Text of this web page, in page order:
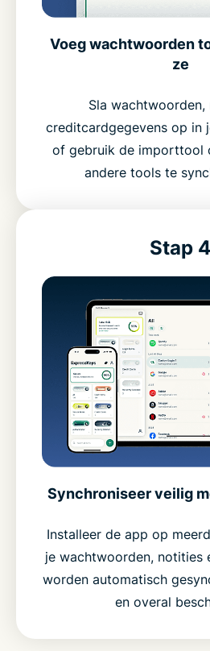
Voeg wachtwoorden
ze
Sla wachtwoorden,
creditcardgegevens op in
of gebruik de importtool
andere tools te
Stap 4
Synchroniseer veilig
Installeer de app op
je wachtwoorden, notities
worden automatisch
en overal